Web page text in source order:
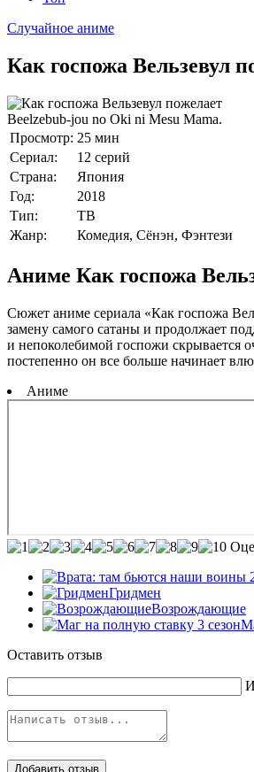
Случайное аниме
Как госпожа Вельзевул
Beelzebub-jou no Oki ni Mesu Mama.
Просмотр: 25 мин
Сериал:
12 серий
Страна:
Япония
Год:
2018
Тип:
ТВ
Жанр:
Комедия, Сёнэн, Фэнтези
Аниме Как госпожа
Сюжет аниме сериала «Как госпожа
замену самого сатаны и продолжает
и непоколебимой госпожи скрывается
постепенно он все больше начинает
Аниме
Гридмен
Возрождающие
Оставить отзыв